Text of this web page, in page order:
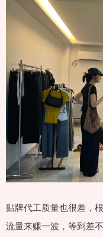
贴牌代工质量也很差，
流量来赚一波，等到差